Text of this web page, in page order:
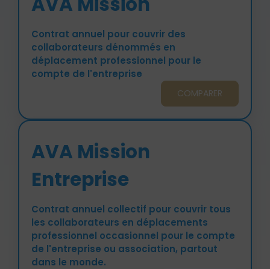
Contrat annuel pour couvrir des
collaborateurs dénommés en
déplacement professionnel pour le
compte de l'entreprise
COMPARER
AVA Mission
Entreprise
Contrat annuel collectif pour couvrir tous
les collaborateurs en déplacements
professionnel occasionnel pour le compte
de l'entreprise ou association, partout
dans le monde.